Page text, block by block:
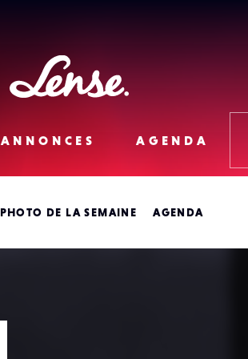
Lense
ANNONCES AGENDA
PHOTO DE LA SEMAINE AGENDA